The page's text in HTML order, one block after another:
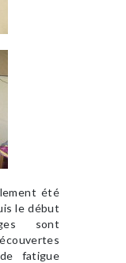
été
le début
sont
fatigue